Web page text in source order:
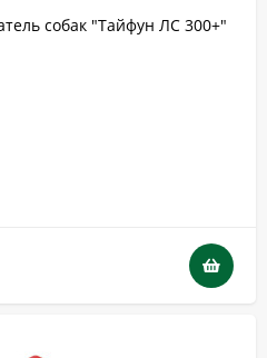
собак "Тайфун ЛС 300+"